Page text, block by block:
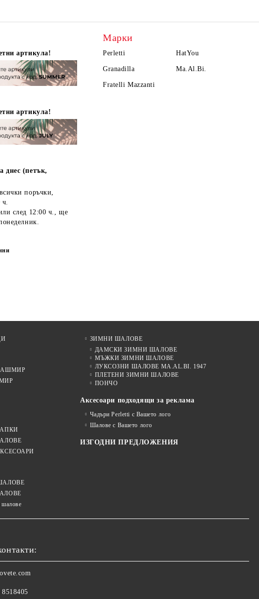
артикула!
артикула!
днес (петък,
поръчки,
ч.
след 12:00 ч. , ще
.
Марки
Perletti HatYou
Granadilla Ma.Al.Bi.
Fratelli Mazzanti
шалове
ЗИМНИ ШАЛОВЕ
ДАМСКИ ЗИМНИ ШАЛОВЕ
МЪЖКИ ЗИМНИ ШАЛОВЕ
ЛУКСОЗНИ ШАЛОВЕ MA.AL.BI. 1947
ПЛЕТЕНИ ЗИМНИ ШАЛОВЕ
ПОНЧО
Аксесоари подходящи за реклама
Чадъри Perletti с Вашето лого
Шалове с Вашето лого
ИЗГОДНИ ПРЕДЛОЖЕНИЯ